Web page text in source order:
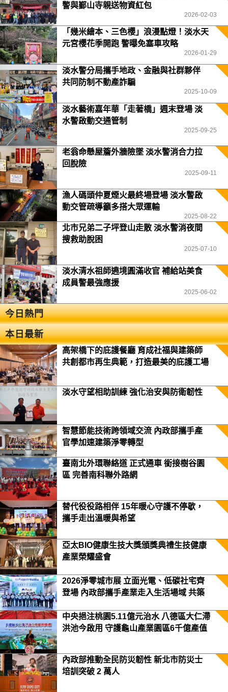
警與鄞山寺親送物資紅包
2026-02-03
「幾米繪本、三色櫻」浪漫點燈！淡水天
元宮櫻花季開跑 警曝免塞車攻略
2026-01-29
淡水警分局攜手地政、金融與社群夥伴
共同防制不動產詐騙
2025-10-09
淡水藝術嘉年華「走著橋」週末登場 淡
水警啟動交通管制
2025-09-25
老翁命懸屋簷外牆險墜 淡水警消合力拉
回脫險
2025-09-11
漁人碼頭仲夏煙火最終場登場 淡水警啟
動交管疏導籲多搭大眾運輸
2025-08-22
北市兄弟二子坪登山走散 淡水警消夜間
搜救助脫困
2025-07-10
淡水清水祖師遶境圓滿收官 補給站美食
成員警最強應援
2025-06-02
今日熱門
本日最新
高架橋下的庇護餐廳 育成社福與建築師
共創都市再生典範，打造最美的庇護工場
淡水守望相助訓練 強化治安與防衛韌性
智慧節能技術跨領域交流 內政部攜手產
官學加速建築淨零轉型
臺南北外環聯絡道 正式通車 銜接樹谷園
區 完善南科聯外路網
替代役役路相伴 15年暖心守護不停歇，
攜手走出溫暖與希望
亞太BIO健康生技大獎頒獎典禮生技健康
產業榮耀盛會
2026淨零城市展 立面光電、低碳社宅齊
登場 內政部攜手產業走入生活場域 共築
中央挹注桃園5.11億元治水 八德區大仁滯
洪池今啟用 守護龜山產業園區6千億產值
內政部推動全民防災韌性 新北市防災士
培訓突破 2 萬人